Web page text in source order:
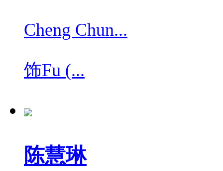
Cheng Chun...
饰Fu (...
陈慧琳